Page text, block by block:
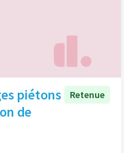
piétons
de
Retenue